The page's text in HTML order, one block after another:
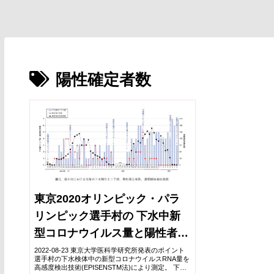
陽性確定者数
東京2020オリンピック・パラ
リンピック選手村の 下水中新
型コロナウイルス量と陽性者数
との関連を解明 ～下水疫学調
査と個人検査は相互補完的、集
2022-08-23 東京大学医科学研究所発表のポイント
選手村の下水検体中の新型コロナウイルスRNA量を
高感度検出技術(EPISENSTM法)により測定。 下水